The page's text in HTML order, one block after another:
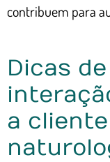
contribuem para
Dicas
a